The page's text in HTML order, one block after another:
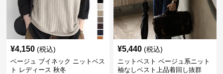
¥4,150 (税込)
ベージュ ブイネック ニットベス
ト レディース 秋冬
¥5,440 (税込)
ニットベスト ベージュ系ニット
袖なしベスト上品着回し抜群